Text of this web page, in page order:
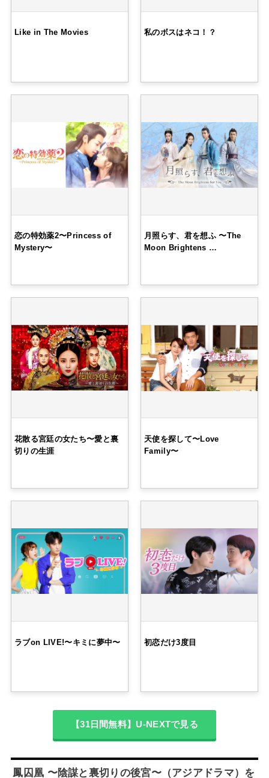
Like in The Movies 私のボスはネコ！？
恋の特効薬2〜Princess of
Mystery〜
月照らす、君を想ふ 〜The
Moon Brightens …
花散る宮廷の女たち〜愛と裏
切りの生涯
天使を探して〜Love
Family〜
ラブon LIVE!〜キミに夢中〜 初恋だけ3度目
【31日間無料】U-NEXTで見る
鳳囚凰 〜陰謀と裏切りの後宮〜（アジアドラマ）を